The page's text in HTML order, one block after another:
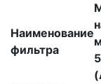
Наименование
фильтра